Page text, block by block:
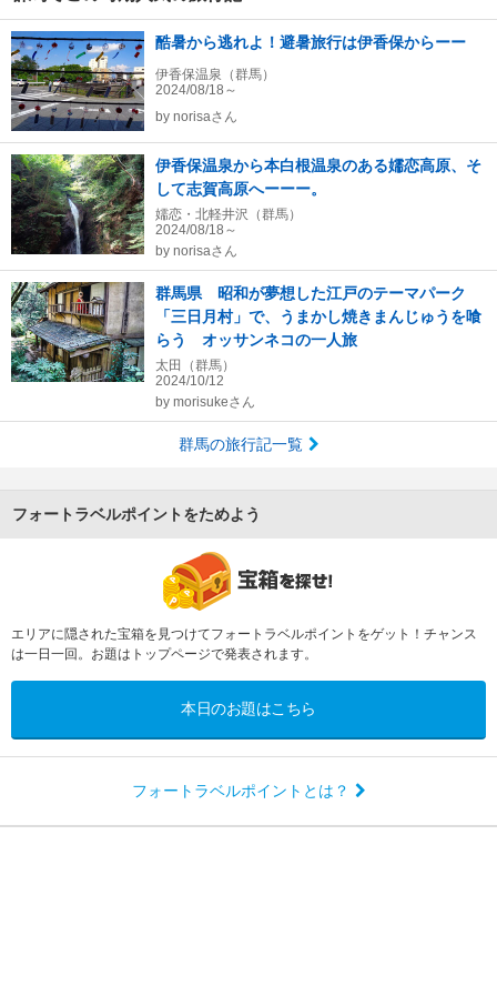
酷暑から逃れよ！避暑旅行は伊香保からーー
伊香保温泉（群馬）
2024/08/18～
by norisaさん
伊香保温泉から本白根温泉のある嬬恋高原、そ
して志賀高原へーーー。
嬬恋・北軽井沢（群馬）
2024/08/18～
by norisaさん
群馬県 昭和が夢想した江戸のテーマパーク
「三日月村」で、うまかし焼きまんじゅうを喰
らう オッサンネコの一人旅
太田（群馬）
2024/10/12
by morisukeさん
群馬の旅行記一覧
フォートラベルポイントをためよう
エリアに隠された宝箱を見つけてフォートラベルポイントをゲット！チャンス
は一日一回。お題はトップページで発表されます。
本日のお題はこちら
フォートラベルポイントとは？